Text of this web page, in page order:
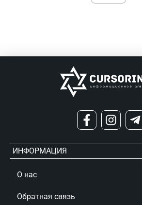
ИНФОРМАЦИЯ
О нас
Обратная связь